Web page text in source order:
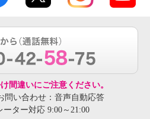
間違いにご注意ください。
問い合わせ：音声自動応答
ーター対応 9:00～21:00